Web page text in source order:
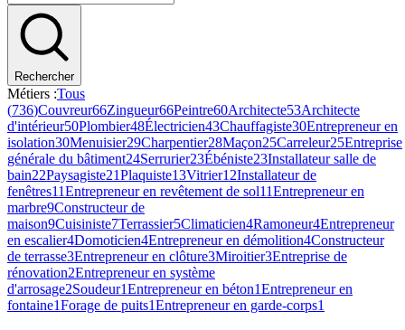
Rechercher
Métiers :Tous
(736)Couvreur66Zingueur66Peintre60Architecte53Architecte
d'intérieur50Plombier48Électricien43Chauffagiste30Entrepreneur en
isolation30Menuisier29Charpentier28Maçon25Carreleur25Entreprise
générale du bâtiment24Serrurier23Ébéniste23Installateur salle de
bain22Paysagiste21Plaquiste13Vitrier12Installateur de
fenêtres11Entrepreneur en revêtement de sol11Entrepreneur en
marbre9Constructeur de
maison9Cuisiniste7Terrassier5Climaticien4Ramoneur4Entrepreneur
en escalier4Domoticien4Entrepreneur en démolition4Constructeur
de terrasse3Entrepreneur en clôture3Miroitier3Entreprise de
rénovation2Entrepreneur en système
d'arrosage2Soudeur1Entrepreneur en béton1Entrepreneur en
fontaine1Forage de puits1Entrepreneur en garde-corps1